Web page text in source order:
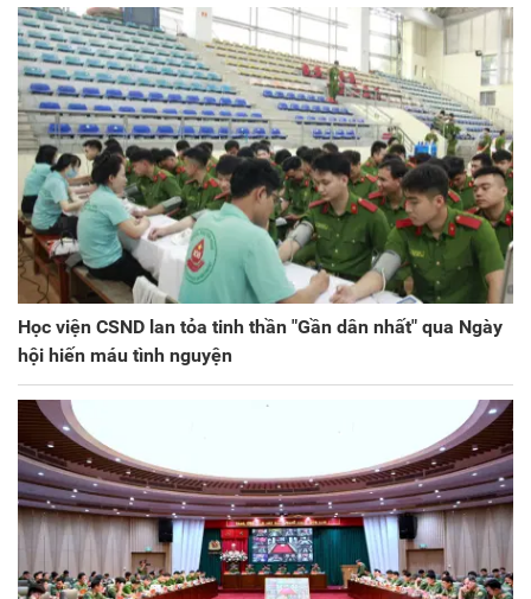
Học viện CSND lan tỏa tinh thần "Gần dân nhất" qua Ngày
hội hiến máu tình nguyện